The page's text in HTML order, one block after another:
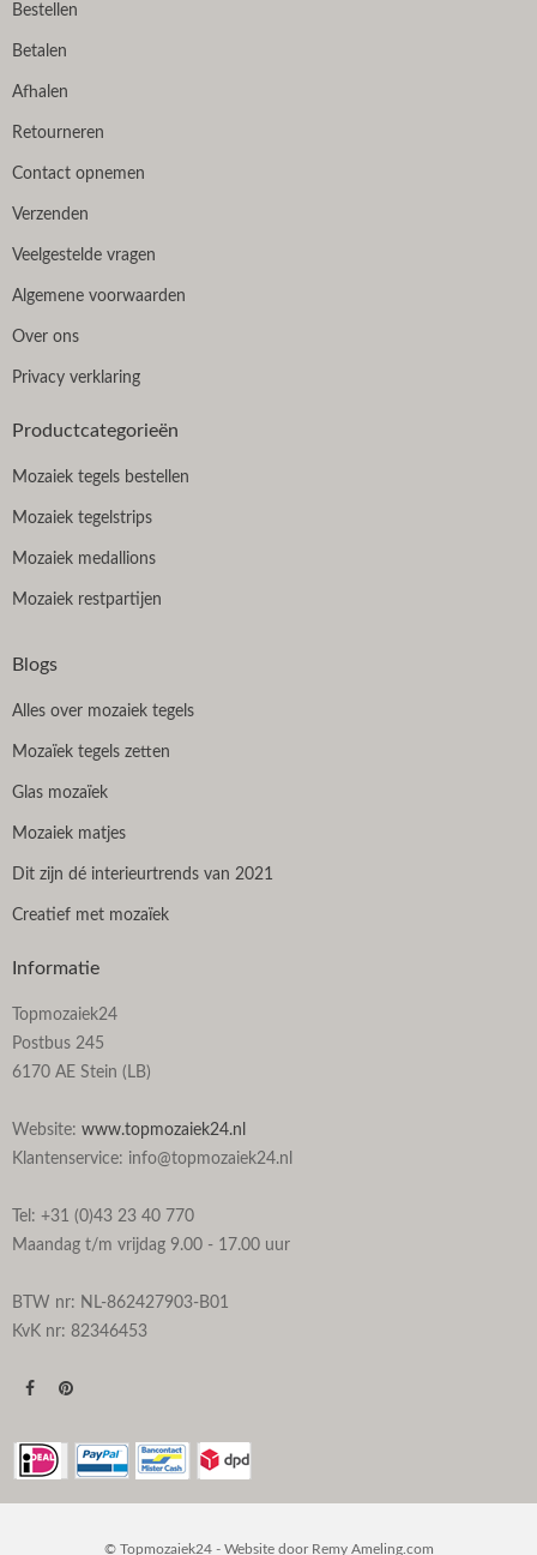
Bestellen
Betalen
Afhalen
Retourneren
Contact opnemen
Verzenden
Veelgestelde vragen
Algemene voorwaarden
Over ons
Privacy verklaring
Productcategorieën
Mozaiek tegels bestellen
Mozaiek tegelstrips
Mozaiek medallions
Mozaiek restpartijen
Blogs
Alles over mozaiek tegels
Mozaïek tegels zetten
Glas mozaïek
Mozaiek matjes
Dit zijn dé interieurtrends van 2021
Creatief met mozaïek
Informatie
Topmozaiek24
Postbus 245
6170 AE Stein (LB)
Website: www.topmozaiek24.nl
Klantenservice: info@topmozaiek24.nl
Tel: +31 (0)43 23 40 770
Maandag t/m vrijdag 9.00 - 17.00 uur
BTW nr: NL-862427903-B01
KvK nr: 82346453
© Topmozaiek24 - Website door Remy Ameling.com